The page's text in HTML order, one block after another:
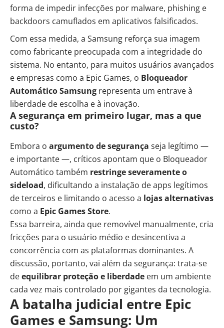
forma de impedir infecções por malware, phishing e
backdoors camuflados em aplicativos falsificados.
Com essa medida, a Samsung reforça sua imagem
como fabricante preocupada com a integridade do
sistema. No entanto, para muitos usuários avançados
e empresas como a Epic Games, o Bloqueador
Automático Samsung representa um entrave à
liberdade de escolha e à inovação.
A segurança em primeiro lugar, mas a que
custo?
Embora o argumento de segurança seja legítimo —
e importante —, críticos apontam que o Bloqueador
Automático também restringe severamente o
sideload, dificultando a instalação de apps legítimos
de terceiros e limitando o acesso a lojas alternativas
como a Epic Games Store.
Essa barreira, ainda que removível manualmente, cria
fricções para o usuário médio e desincentiva a
concorrência com as plataformas dominantes. A
discussão, portanto, vai além da segurança: trata-se
deequilibrar proteção e liberdade em um ambiente
cada vez mais controlado por gigantes da tecnologia.
A batalha judicial entre Epic
Games e Samsung: Um